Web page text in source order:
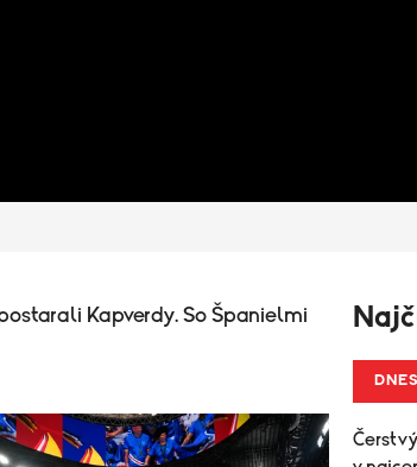
Kapverdy. So Španielmi
DNES